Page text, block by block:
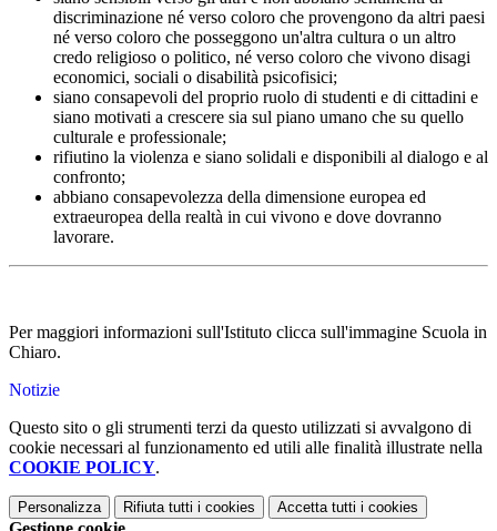
discriminazione né verso coloro che provengono da altri paesi
né verso coloro che posseggono un'altra cultura o un altro
credo religioso o politico, né verso coloro che vivono disagi
economici, sociali o disabilità psicofisici;
siano consapevoli del proprio ruolo di studenti e di cittadini e
siano motivati a crescere sia sul piano umano che su quello
culturale e professionale;
rifiutino la violenza e siano solidali e disponibili al dialogo e al
confronto;
abbiano consapevolezza della dimensione europea ed
extraeuropea della realtà in cui vivono e dove dovranno
lavorare.
Per maggiori informazioni sull'Istituto clicca sull'immagine Scuola in
Chiaro.
Notizie
Questo sito o gli strumenti terzi da questo utilizzati si avvalgono di
cookie necessari al funzionamento ed utili alle finalità illustrate nella
COOKIE POLICY.
Personalizza Rifiuta tutti i cookies Accetta tutti i cookies